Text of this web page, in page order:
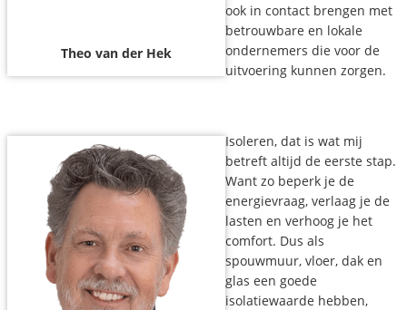
Theo van der Hek
ook in contact brengen met
betrouwbare en lokale
ondernemers die voor de
uitvoering kunnen zorgen.
Isoleren, dat is wat mij
betreft altijd de eerste stap.
Want zo beperk je de
energievraag, verlaag je de
lasten en verhoog je het
comfort. Dus als
spouwmuur, vloer, dak en
glas een goede
isolatiewaarde hebben,